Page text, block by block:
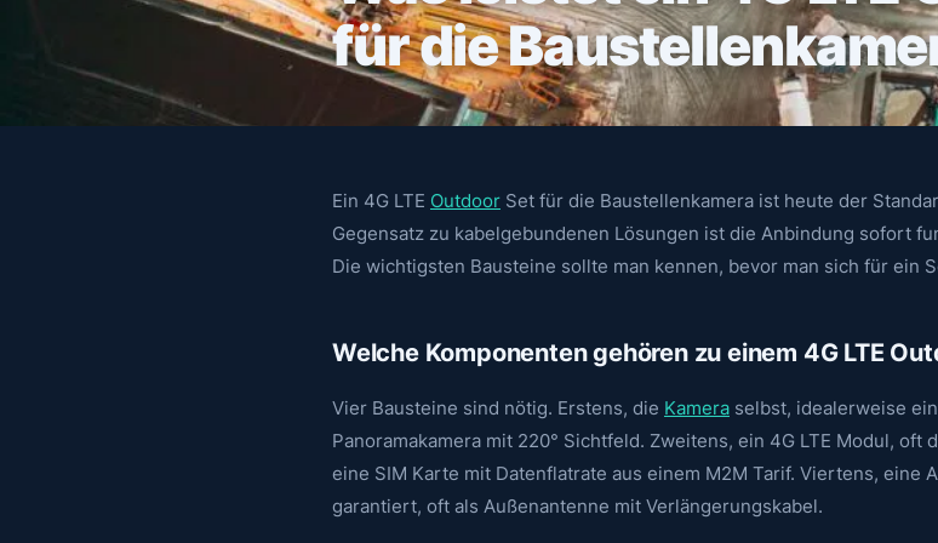
für die
Ein 4G LTE Outdoor Set für die Baustellenkamera ist heute der
Gegensatz zu kabelgebundenen Lösungen ist die Anbindung sofort
Die wichtigsten Bausteine sollte man kennen, bevor man sich für ein
Welche Komponenten gehören zu einem 4G LTE
Vier Bausteine sind nötig. Erstens, die Kamera selbst, idealerweise
Panoramakamera mit 220° Sichtfeld. Zweitens, ein 4G LTE Modul, oft
eine SIM Karte mit Datenflatrate aus einem M2M Tarif. Viertens, eine
garantiert, oft als Außenantenne mit Verlängerungskabel.